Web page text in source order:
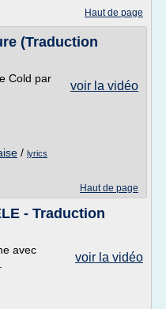
Haut de page
(Traduction
voir la vidéo
Cold par
/ lyrics
Haut de page
- Traduction
voir la vidéo
avec